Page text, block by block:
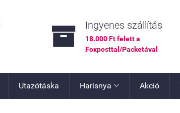
 Ingyenes szállítás
18.000 Ft felett a
Foxposttal/Packetával
Utazótáska Harisnya  Akció